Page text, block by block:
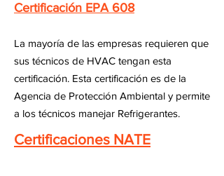
Certificación EPA 608
La mayoría de las empresas requieren que
sus técnicos de HVAC tengan esta
certificación. Esta certificación es de la
Agencia de Protección Ambiental y permite
a los técnicos manejar Refrigerantes.
Certificaciones NATE